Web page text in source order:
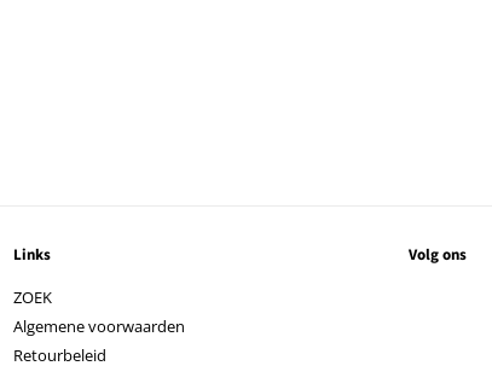
Links
ZOEK
Algemene voorwaarden
Retourbeleid
Volg ons